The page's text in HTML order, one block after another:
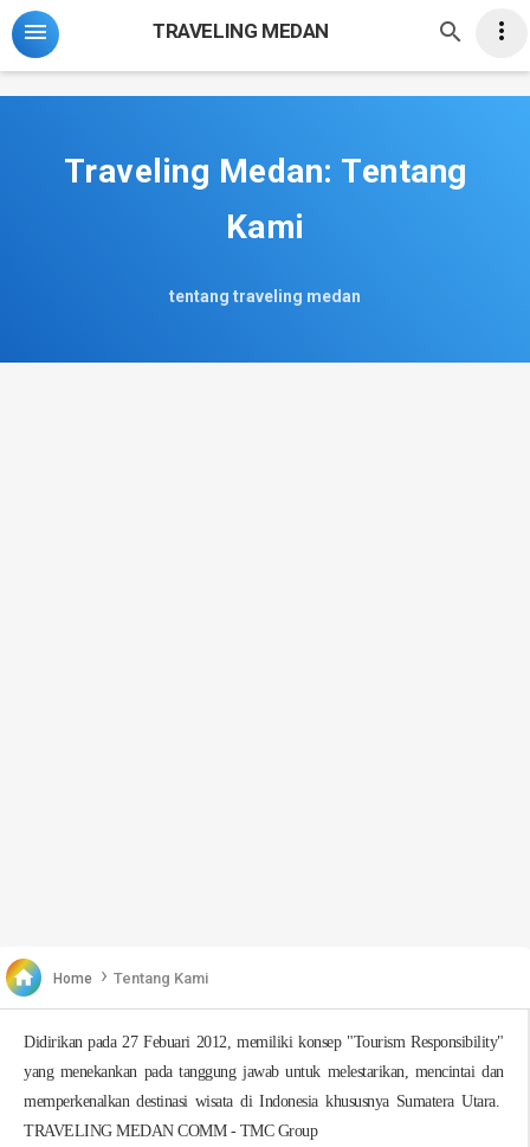
-->
 
TRAVELING MEDAN 
Traveling Medan: Tentang
Kami
tentang traveling medan
 Home › Tentang Kami
Didirikan pada 27 Febuari 2012, memiliki konsep "Tourism Responsibility"
yang menekankan padatanggung jawab untuk melestarikan, mencintai dan
memperkenalkan destinasi wisata di Indonesia khususnya Sumatera Utara.
TRAVELING MEDAN COMM - TMC Group